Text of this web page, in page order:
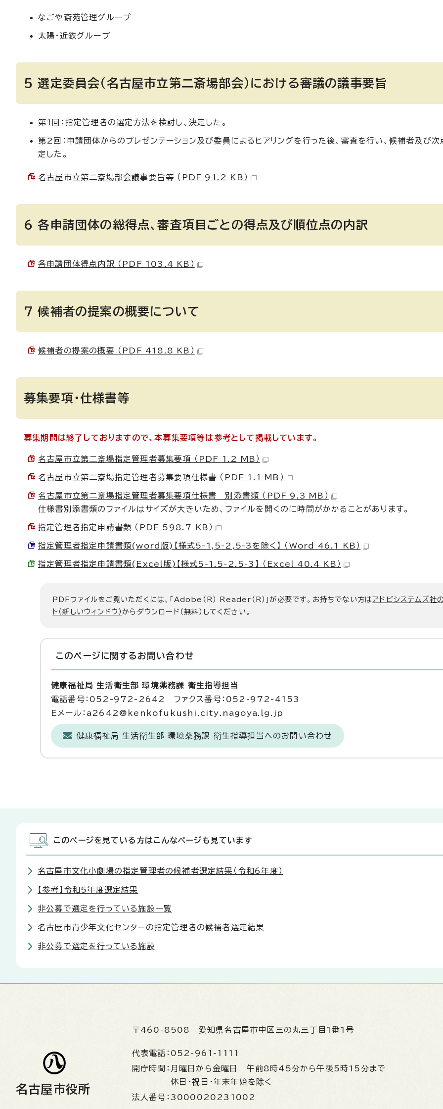
なごや斎苑管理グループ
太陽・近鉄グループ
5 選定委員会（名古屋市立第二斎場部会）における審議の議事要旨
第1回：指定管理者の選定方法を検討し、決定した。
第2回：申請団体からのプレゼンテーション及び委員によるヒアリングを行った後、審査を行い、候補者及び
定した。
名古屋市立第二斎場部会議事要旨等 （PDF 91.2 KB）
6 各申請団体の総得点、審査項目ごとの得点及び順位点の内訳
各申請団体得点内訳 （PDF 103.4 KB）
7 候補者の提案の概要について
候補者の提案の概要 （PDF 418.8 KB）
募集要項・仕様書等
募集期間は終了しておりますので、本募集要項等は参考として掲載しています。
名古屋市立第二斎場指定管理者募集要項 （PDF 1.2 MB）
名古屋市立第二斎場指定管理者募集要項仕様書 （PDF 1.1 MB）
名古屋市立第二斎場指定管理者募集要項仕様書 別添書類 （PDF 9.3 MB）
仕様書別添書類のファイルはサイズが大きいため、ファイルを開くのに時間がかかることがあります。
指定管理者指定申請書類 （PDF 598.7 KB）
指定管理者指定申請書類(word版)【様式5-1,5-2,5-3を除く】 （Word 46.1 KB）
指定管理者指定申請書類(Excel版)【様式5-1.5-2.5-3】 （Excel 40.4 KB）
PDFファイルをご覧いただくには、「Adobe（R） Reader（R）」が必要です。お持ちでない方はアドビシステムズ社
ト（新しいウィンドウ）からダウンロード（無料）してください。
このページに関する お問い合わせ
健康福祉局 生活衛生部 環境薬務課 衛生指導担当
電話番号：052-972-2642 ファクス番号：052-972-4153
Eメール：a2642@kenkofukushi.city.nagoya.lg.jp
健康福祉局 生活衛生部 環境薬務課 衛生指導担当へのお問い合わせ
このページを見ている方はこんなページも見ています
名古屋市文化小劇場の指定管理者の候補者選定結果（令和6年度）
【参考】令和5年度選定結果
非公募で選定を行っている施設一覧
名古屋市青少年文化センターの指定管理者の候補者選定結果
非公募で選定を行っている施設
名古屋市役所
〒460-8508 愛知県名古屋市中区三の丸三丁目1番1号
代表電話： 052-961-1111
開庁時間： 月曜日から金曜日 午前8時45分から午後5時15分まで
休日・祝日・年末年始を除く
法人番号： 3000020231002